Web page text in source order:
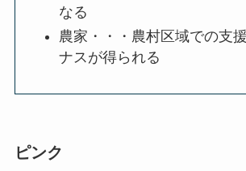
なる
農家・・・農村区域での支
ナスが得られる
ピンク